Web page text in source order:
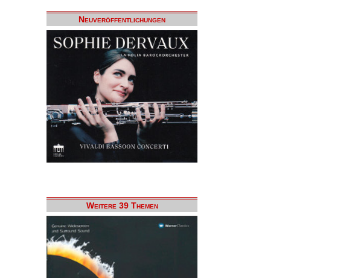
Neuveröffentlichungen
Weitere 39 Themen